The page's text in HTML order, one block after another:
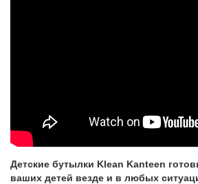
Детские бутылки Klean Kanteen
ваших детей везде и в любых